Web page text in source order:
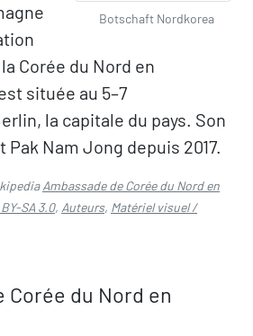
Botschaft Nordkorea
Corée du Nord en
située au 5–7
la capitale du pays. Son
Pak Nam Jong depuis 2017.
Ambassade de Corée du Nord en
BY-SA 3.0, Auteurs, Matériel visuel /
Corée du Nord en